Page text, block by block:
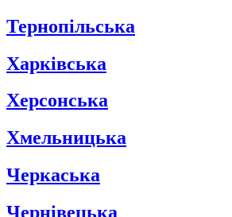
Тернопільська
Харківська
Херсонська
Хмельницька
Черкаська
Чернівецька